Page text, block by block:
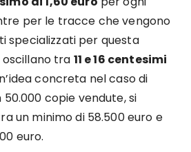
per le tracce che vengono
specializzati per questa
tra 11 e 16 centesimi
concreta nel caso di
copie vendute, si
un minimo di 58.500 euro e
euro.